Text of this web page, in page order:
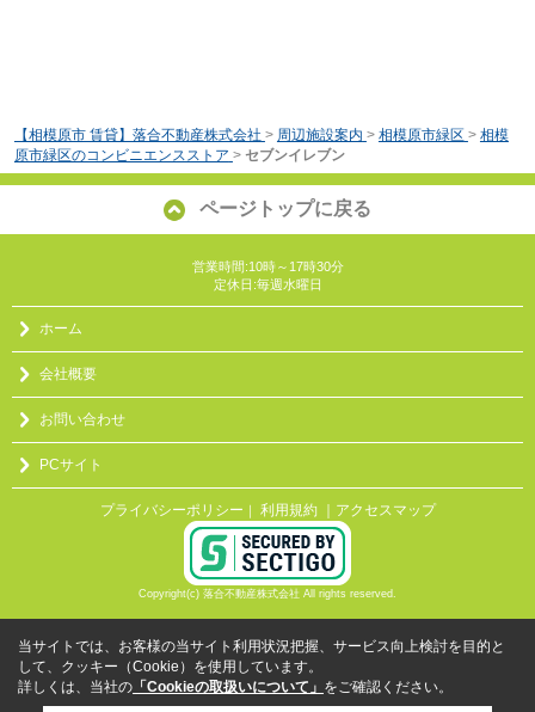
【相模原市 賃貸】落合不動産株式会社 > 周辺施設案内 > 相模原市緑区 > 相模
原市緑区のコンビニエンスストア > セブンイレブン
ページトップに戻る
営業時間:10時～17時30分
定休日:毎週水曜日
ホーム
会社概要
お問い合わせ
PCサイト
プライバシーポリシー ｜ 利用規約 ｜アクセスマップ
Copyright(c) 落合不動産株式会社 All rights reserved.
当サイトでは、お客様の当サイト利用状況把握、サービス向上検討を目的と
して、クッキー（Cookie）を使用しています。
詳しくは、当社の 「Cookieの取扱いについて」 をご確認ください。